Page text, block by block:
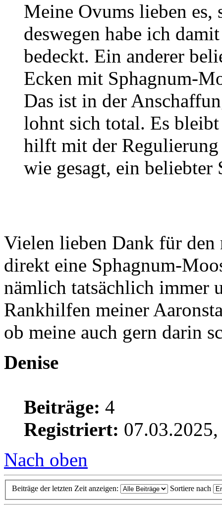
Meine Ovums lieben
deswegen habe ich
bedeckt. Ein anderer
Ecken mit Sphagnum-
Das ist in der
lohnt sich total. Es
hilft mit der
wie gesagt, ein beliebter
Vielen lieben Dank für
direkt eine Sphagnum-
nämlich tatsächlich immer
Rankhilfen meiner
ob meine auch gern darin
Denise
Beiträge: 4
Registriert:
Nach oben
Beiträge der letzten Zeit anzeigen: Sortiere nach